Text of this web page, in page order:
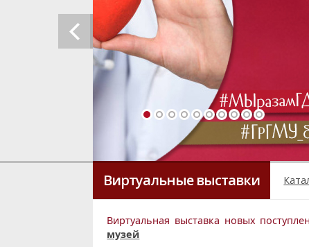
Виртуальные выставки
Виртуальная выставка новых
музей